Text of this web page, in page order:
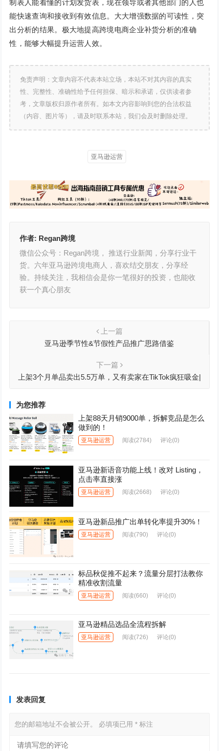
制表人能看懂的计划发货表，现在领导或者其他部门的人也
能快速查询和接收到有效信息。大大增强数据的可读性，突
出分析的结果。极大地提高跨境电商企业补货分析的准确
性，能够大幅提升运营人效。
免责声明：文章内容不代表本站立场，本站不对其内容的真实
性、完整性、准确性给予任何担保、暗示和承诺，仅供读者参
考，文章版权归原作者所有。如本文内容影响到您的合法权益
（内容、图片等），请及时联系本站，我们会及时删除处理。
亚马逊运营
作者: Regan跨境
微信公众号：Regan跨境， 推送行业新闻，分享行业干
货。六年亚马逊跨境电商人，喜欢结交朋友，分享经
验。持续关注，我相信会是你一笔很好的投资，也能收
获一个真心朋友
上一篇
亚马逊季节性&节假性产品推广思路借鉴
下一篇
上架3个月单品卖出5.5万单，又有卖家在TikTok疯狂吸金|
为您推荐
上架88天月销9000单，拆解竞品是怎么
做到的！
亚马逊运营 阅读(2784) 评论(0)
亚马逊新语音功能上线！改对 Listing，
点击率直接涨
亚马逊运营 阅读(2668) 评论(0)
亚马逊新品推广出单转化率提升30%！
亚马逊运营 阅读(790) 评论(0)
标品秋促推不起来？流量分层打法教你
精准收割流量
亚马逊运营 阅读(660) 评论(0)
亚马逊精品选品全流程拆解
亚马逊运营 阅读(726) 评论(0)
发表回复
您的邮箱地址不会被公开。 必填项已用* 标注